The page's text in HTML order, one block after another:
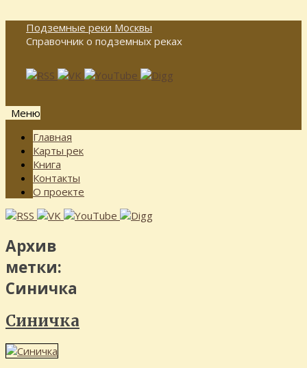
Подземные реки Москвы
Справочник о подземных реках
Меню
Перейти
содержимому
Главная
Карты рек
Книга
Контакты
О проекте
Архив
метки:
Синичка
Синичка